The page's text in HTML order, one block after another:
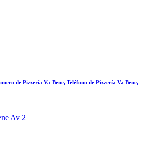
de Pizzería Va Bene, Teléfono de Pizzería Va Bene,
Av 2